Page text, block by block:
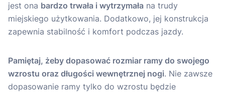
jest ona bardzo trwała i wytrzymała na trudy
miejskiego użytkowania. Dodatkowo, jej konstrukcja
zapewnia stabilność i komfort podczas jazdy.
Pamiętaj, żeby dopasować rozmiar ramy do swojego
wzrostu oraz długości wewnętrznej nogi. Nie zawsze
dopasowanie ramy tylko do wzrostu będzie